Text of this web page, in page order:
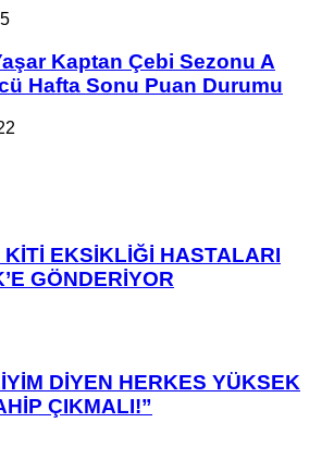
Kaptan Çebi Sezonu A
Hafta Sonu Puan Durumu
EKSİKLİĞİ HASTALARI
GÖNDERİYOR
DİYEN HERKES YÜKSEK
ÇIKMALI!”